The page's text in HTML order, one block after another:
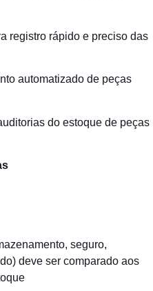
registro rápido e preciso das
automatizado de peças
do estoque de peças
seguro,
deve ser comparado aos